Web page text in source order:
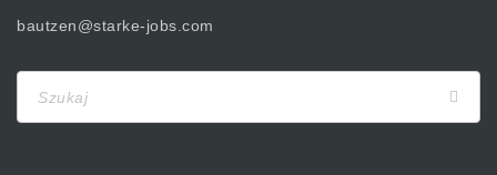
bautzen@starke-jobs.com